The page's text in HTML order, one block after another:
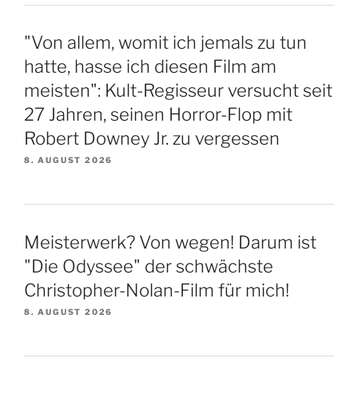
"Von allem, womit ich jemals zu tun
hatte, hasse ich diesen Film am
meisten": Kult-Regisseur versucht seit
27 Jahren, seinen Horror-Flop mit
Robert Downey Jr. zu vergessen
8. AUGUST 2026
Meisterwerk? Von wegen! Darum ist
"Die Odyssee" der schwächste
Christopher-Nolan-Film für mich!
8. AUGUST 2026